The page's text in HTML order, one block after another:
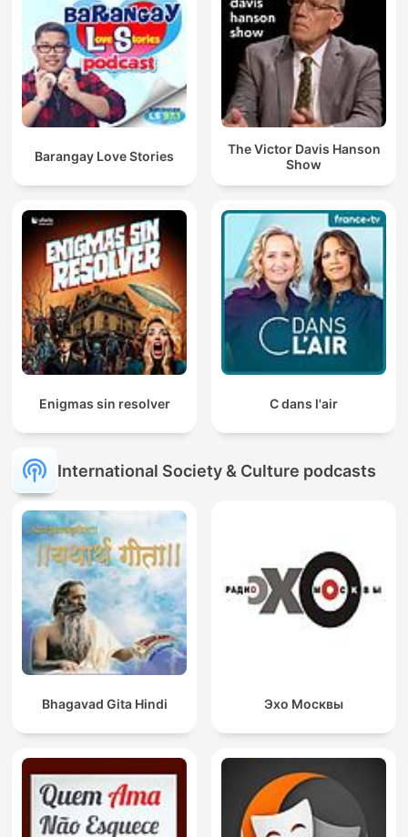
Barangay Love Stories
The Victor Davis Hanson
Show
Enigmas sin resolver C dans l'air
International Society & Culture podcasts
Bhagavad Gita Hindi Эхо Москвы